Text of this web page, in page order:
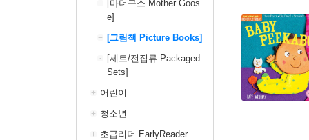
[마더구스 Mother Goos
e]
[그림책 Picture Books]
[세트/전집류 Packaged
Sets]
어린이
청소년
초급리더 EarlyReader